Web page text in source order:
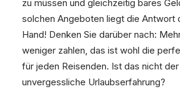
zu müssen und gleichzeitig bares
solchen Angeboten liegt die Antwort
Hand! Denken Sie darüber nach:
weniger zahlen, das ist wohl die
für jeden Reisenden. Ist das nicht
unvergessliche Urlaubserfahrung?